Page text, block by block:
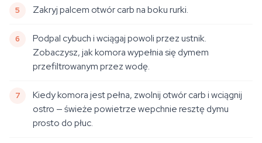
Zakryj palcem otwór carb na boku rurki.
Podpal cybuch i wciągaj powoli przez ustnik.
Zobaczysz, jak komora wypełnia się dymem
przefiltrowanym przez wodę.
Kiedy komora jest pełna, zwolnij otwór carb i wciągnij
ostro — świeże powietrze wepchnie resztę dymu
prosto do płuc.